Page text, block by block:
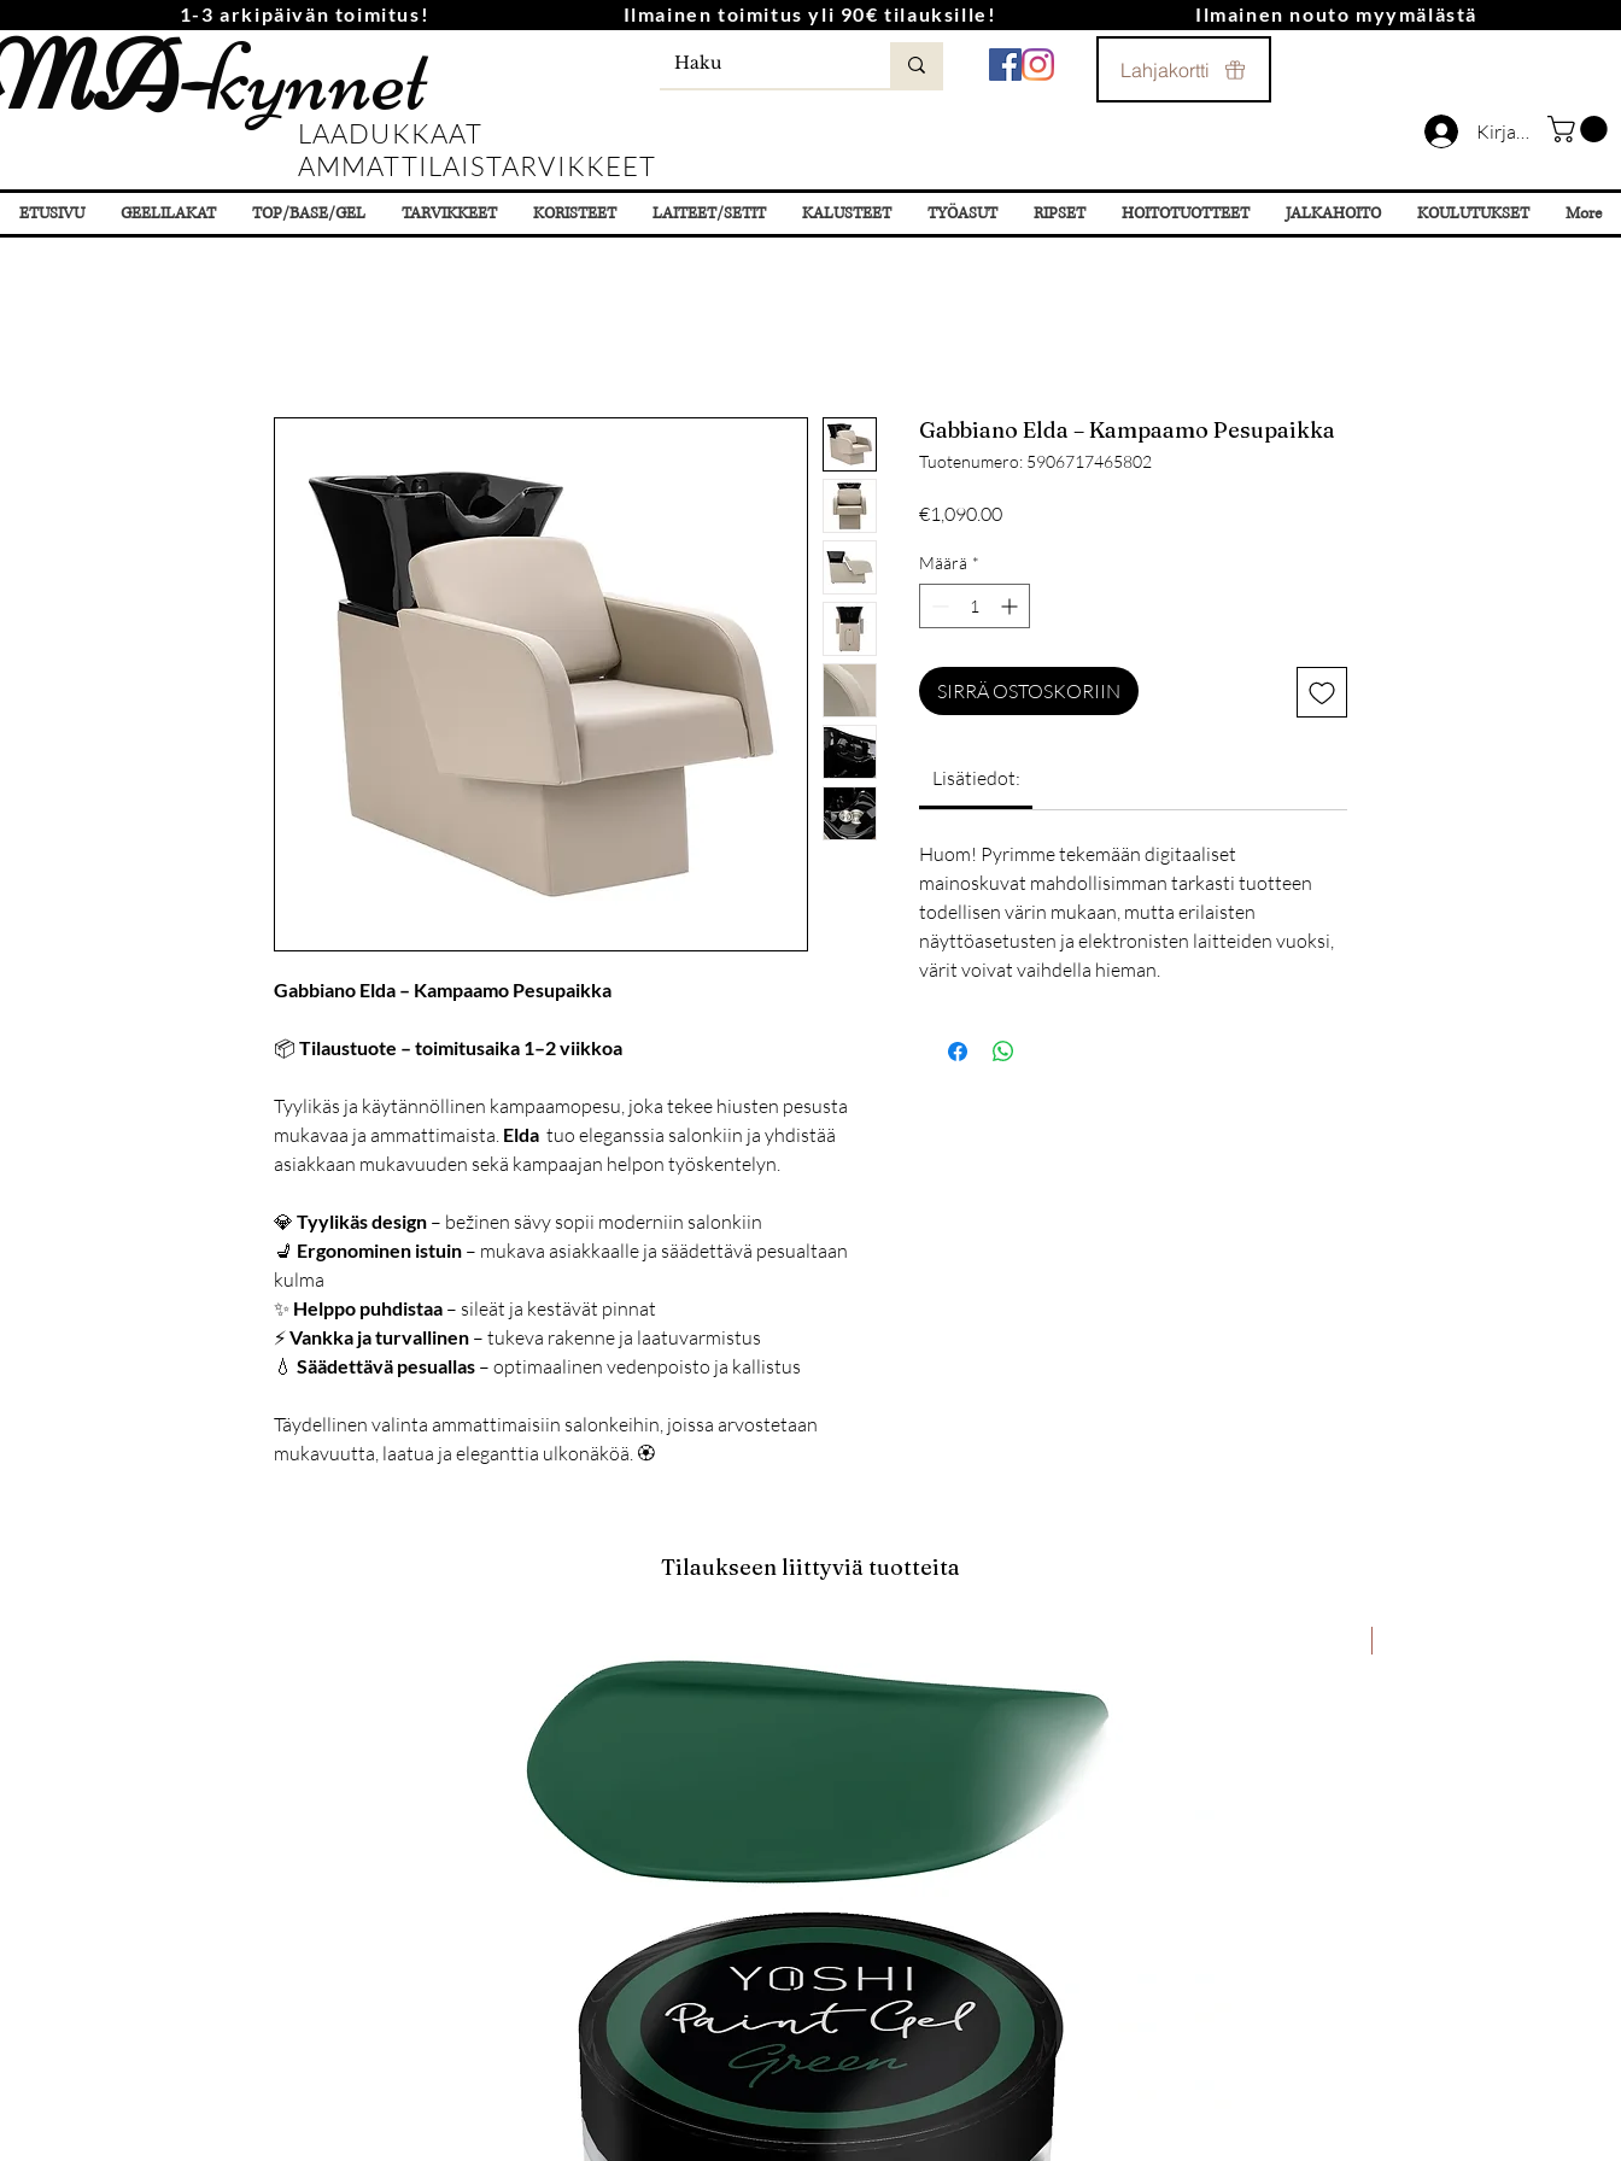
Kirjaudu
1-3 arkipäivän toimitus! Ilmainen toimitus yli 90€ tilauksille! Ilmainen nouto myymälästä
kynnet
LAADUKKAAT
AMMATTILAISTARVIKKEET
Lahjakortti
ETUSIVU GEELILAKAT TOP/BASE/GEL TARVIKKEET KORISTEET LAITEET/SETIT KALUSTEET TYÖASUT RIPSET HOITOTUOTTEET JALKAHOITO KOULUTUKSET More
Gabbiano Elda – Kampaamo Pesupaikka
📦 Tilaustuote – toimitusaika 1–2 viikkoa
Tyylikäs ja käytännöllinen kampaamopesu, joka tekee hiusten pesusta
mukavaa ja ammattimaista. Elda tuo eleganssia salonkiin ja yhdistää
asiakkaan mukavuuden sekä kampaajan helpon työskentelyn.
💎 Tyylikäs design – bežinen sävy sopii moderniin salonkiin
💺 Ergonominen istuin – mukava asiakkaalle ja säädettävä pesualtaan
kulma
✨ Helppo puhdistaa – sileät ja kestävät pinnat
⚡Vankka ja turvallinen – tukeva rakenne ja laatuvarmistus
💧 Säädettävä pesuallas – optimaalinen vedenpoisto ja kallistus
Täydellinen valinta ammattimaisiin salonkeihin, joissa arvostetaan
mukavuutta, laatua ja eleganttia ulkonäköä. 🏵️
Gabbiano Elda – Kampaamo Pesupaikka
Tuotenumero: 5906717465802
€1,090.00Hinta
Määrä *
SIRRÄ OSTOSKORIIN
Lisätiedot:
Huom! Pyrimme tekemään digitaaliset
mainoskuvat mahdollisimman tarkasti tuotteen
todellisen värin mukaan, mutta erilaisten
näyttöasetusten ja elektronisten laitteiden vuoksi,
värit voivat vaihdella hieman.
Tilaukseen liittyviä tuotteita